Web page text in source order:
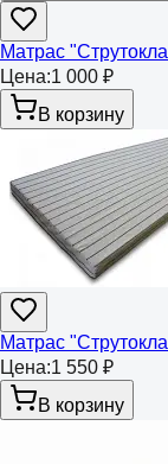
Матрас
Цена:1 000 ₽
В корзину
Матрас
Цена:1 550 ₽
В корзину